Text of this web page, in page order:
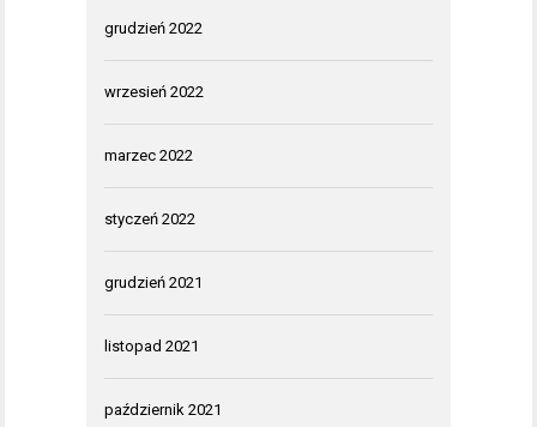
grudzień 2022
wrzesień 2022
marzec 2022
styczeń 2022
grudzień 2021
listopad 2021
październik 2021